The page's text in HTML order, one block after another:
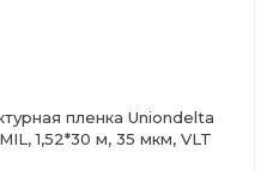
пленка Uniondelta
1,52*30 м, 35 мкм, VLT